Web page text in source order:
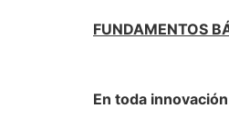
FUNDAMENTOS
En toda